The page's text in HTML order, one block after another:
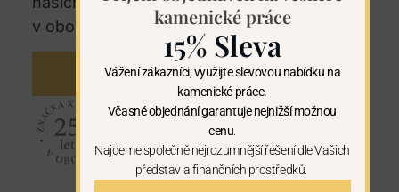
v oboru kamenictví.
KONTAKTUJTE NÁS
kamenické práce
15% Sleva
Vážení zákazníci, využijte slevovou nabídku na
kamenické práce.
Včasné objednání garantuje nejnižší možnou
cenu
Najdeme společně nejrozumnější řešení dle Vašich
představ a finančních prostředků.